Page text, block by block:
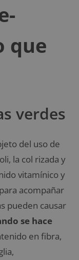
que
verdes
del uso de
la col rizada y
vitamínico y
acompañar
pueden causar
se hace
en fibra,